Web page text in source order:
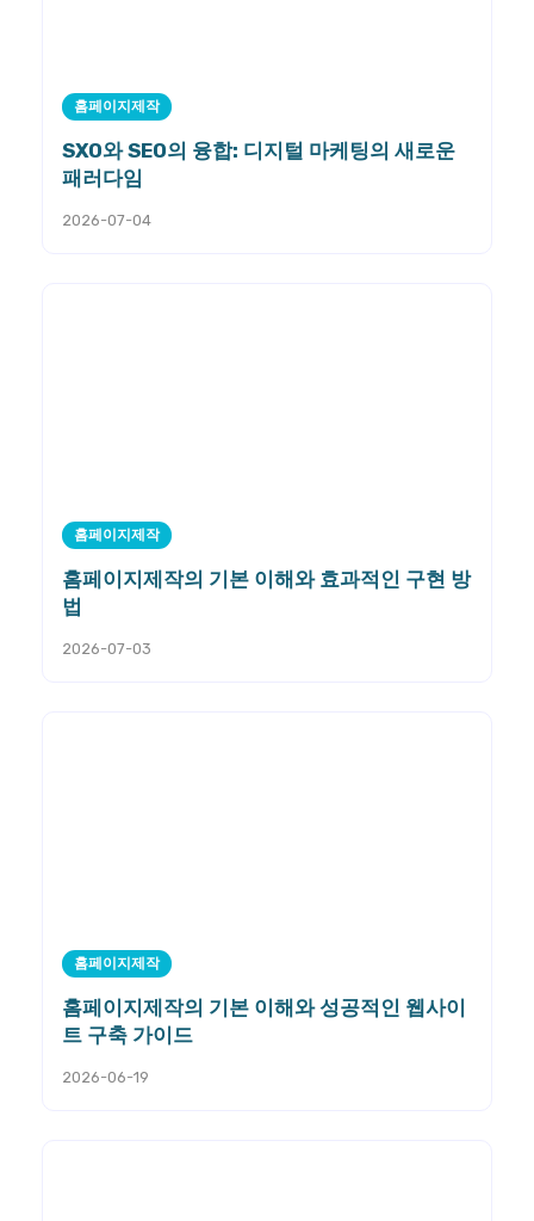
홈페이지제작
SXO와 SEO의 융합: 디지털 마케팅의 새로운
패러다임
2026-07-04
홈페이지제작
홈페이지제작의 기본 이해와 효과적인 구현 방
법
2026-07-03
홈페이지제작
홈페이지제작의 기본 이해와 성공적인 웹사이
트 구축 가이드
2026-06-19